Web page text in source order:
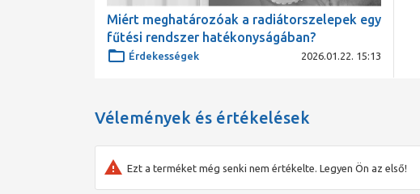
Miért meghatározóak a radiátorszelepek egy
fűtési rendszer hatékonyságában?
Érdekességek 2026.01.22. 15:13
Vélemények és értékelések
Ezt a terméket még senki nem értékelte. Legyen Ön az első!